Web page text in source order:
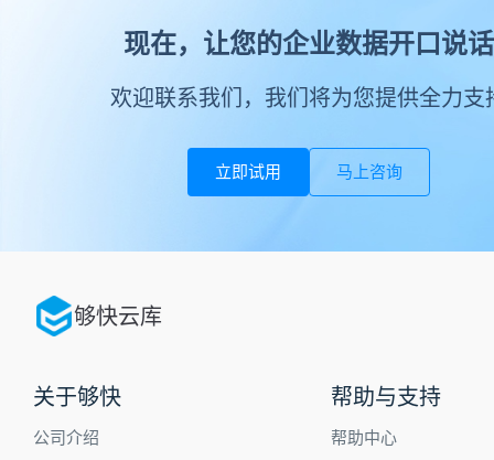
现在，让您的企业数据开口说话
欢迎联系我们，我们将为您提供全力支
立即试用 马上咨询
够快云库
关于够快
公司介绍
帮助与支持
帮助中心